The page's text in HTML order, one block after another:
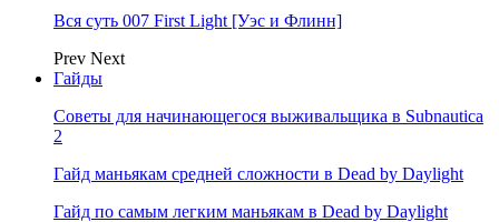
Вся суть 007 First Light [Уэс и Флинн]
Prev Next
Гайды
Советы для начинающегося выживальщика в Subnautica
2
Гайд маньякам средней сложности в Dead by Daylight
Гайд по самым легким маньякам в Dead by Daylight